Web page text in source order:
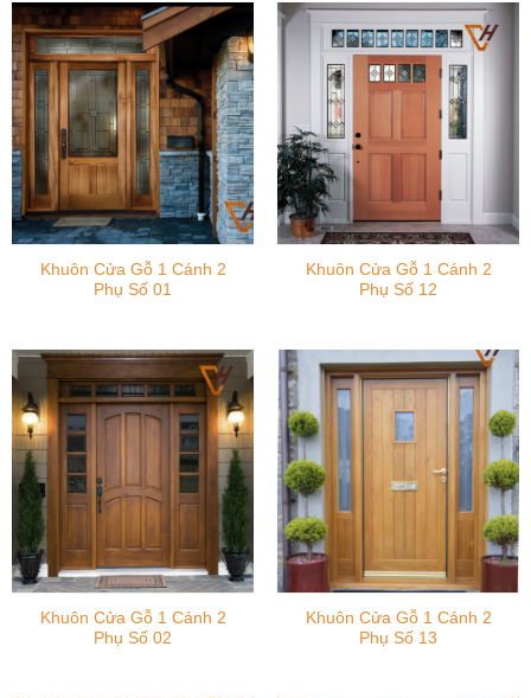
Khuôn Cửa Gỗ 1 Cánh 2
Phụ Số 01
Khuôn Cửa Gỗ 1 Cánh 2
Phụ Số 12
Khuôn Cửa Gỗ 1 Cánh 2
Phụ Số 02
Khuôn Cửa Gỗ 1 Cánh 2
Phụ Số 13